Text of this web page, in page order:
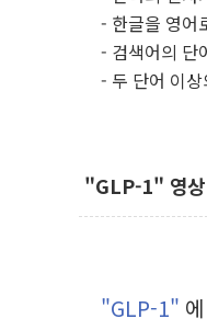
- 한글을 영어
- 검색어의 단
- 두 단어 이
"GLP-1" 영상
"GLP-1"